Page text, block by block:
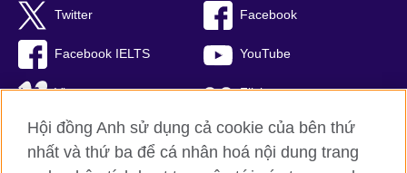
Twitter Facebook
Facebook IELTS YouTube
Vimeo Flickr
RSS TikTok
Hội đồng Anh sử dụng cả cookie của bên thứ
nhất và thứ ba để cá nhân hoá nội dung trang